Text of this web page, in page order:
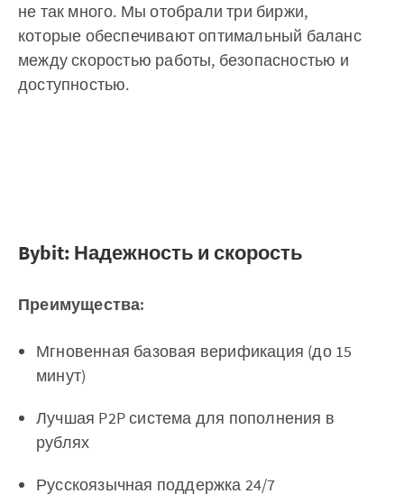
не так много. Мы отобрали три биржи,
которые обеспечивают оптимальный баланс
между скоростью работы, безопасностью и
доступностью.
Bybit: Надежность и скорость
Преимущества:
Мгновенная базовая верификация (до 15
минут)
Лучшая P2P система для пополнения в
рублях
Русскоязычная поддержка 24/7